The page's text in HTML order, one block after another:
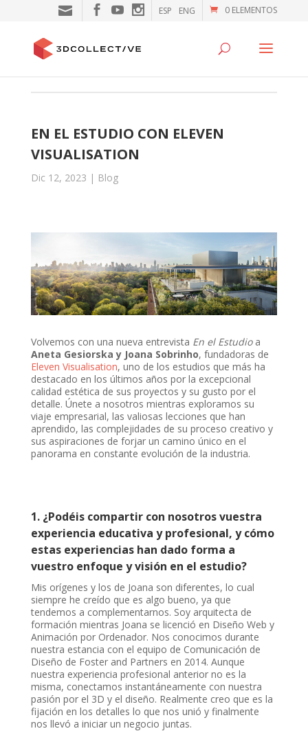
0 ELEMENTOS
ESP ENG
EN EL ESTUDIO CON ELEVEN
VISUALISATION
Dic 12, 2023 | Blog
Volvemos con una nueva entrevista En el Estudioa
Aneta Gesiorska y Joana Sobrinho, fundadoras de
Eleven Visualisation, uno de los estudios que más ha
destacado en los últimos años por la excepcional
calidad estética de sus proyectos y su gusto por el
detalle. Únete a nosotros mientras exploramos su
viaje empresarial, las valiosas lecciones que han
aprendido, las complejidades de su proceso creativo y
sus aspiraciones de forjar un camino único en el
panorama en constante evolución de la industria.
1. ¿Podéis compartir con nosotros vuestra
experiencia educativa y profesional, y cómo
estas experiencias han dado forma a
vuestro enfoque y visión en el estudio?
Mis orígenes y los de Joana son diferentes, lo cual
siempre he creído que es algo bueno, ya que
tendemos a complementarnos. Soy arquitecta de
formación mientras Joana se licenció en Diseño Web y
Animación por Ordenador. Nos conocimos durante
nuestra estancia con el equipo de Comunicación de
Diseño de Foster and Partners en 2014. Aunque
nuestra experiencia profesional anterior no es la
misma, conectamos instantáneamente con nuestra
pasión por el 3D y el diseño. Realmente creo que es la
fijación en los detalles lo que nos unió y finalmente
nos llevó a iniciar un negocio juntas.